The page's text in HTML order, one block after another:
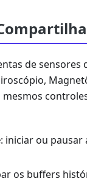
de sensores
: iniciar ou pausar
os buffers